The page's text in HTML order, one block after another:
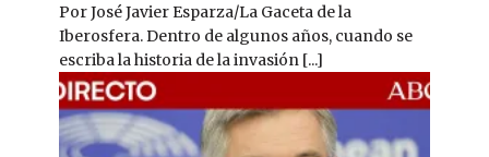
Por José Javier Esparza/La Gaceta de la
Iberosfera. Dentro de algunos años, cuando se
escriba la historia de la invasión [...]